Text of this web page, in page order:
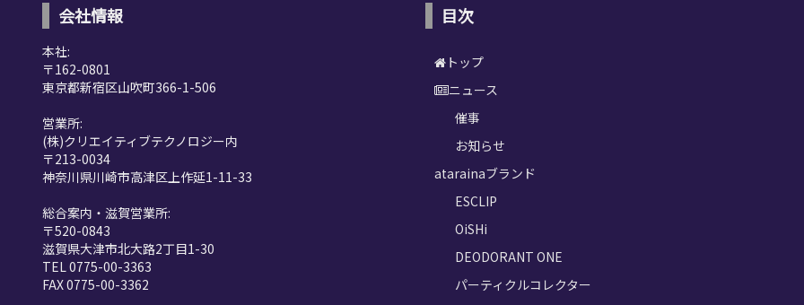
会社情報
本社:
〒162-0801
東京都新宿区山吹町366-1-506
営業所:
(株)クリエイティブテクノロジー内
〒213-0034
神奈川県川崎市高津区上作延1-11-33
総合案内・滋賀営業所:
〒520-0843
滋賀県大津市北大路2丁目1-30
TEL 0775-00-3363
FAX 0775-00-3362
目次
トップ
ニュース
催事
お知らせ
atarainaブランド
ESCLIP
OiSHi
DEODORANT ONE
パーティクルコレクター